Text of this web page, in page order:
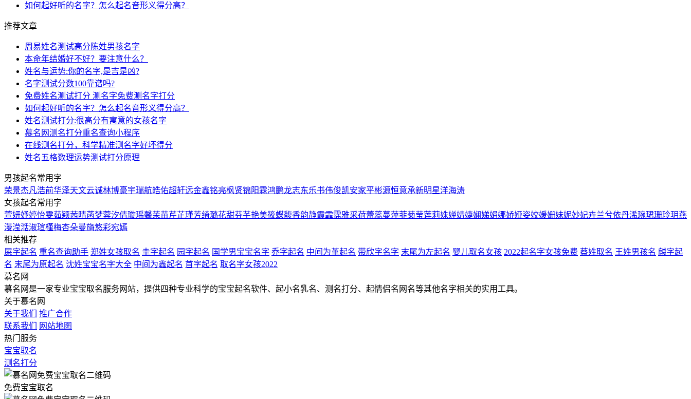
如何起好听的名字？怎么起名音形义得分高？
推荐文章
周易姓名测试高分陈姓男孩名字
本命年结婚好不好？要注意什么？
姓名与运势:你的名字,是吉是凶?
名字测试分数100靠谱吗?
免费姓名测试打分 测名字免费测名字打分
如何起好听的名字？怎么起名音形义得分高？
姓名测试打分:很高分有寓意的女孩名字
慕名网测名打分重名查询小程序
在线测名打分，科学精准测名字好坏得分
姓名五格数理运势测试打分原理
男孩起名常用字
荣景杰凡浩前华泽天文云诚林博豪宇瑞航皓佑超轩远金鑫铭亮枫贤锦 阳霖鸿鹏龙志东乐书伟俊凯安家平彬源恒意承新明星洋海涛
女孩起名常用字
萱妍妤婷怡雯茹颖茜晴菡梦蓉汐倩璇瑶馨茉苗芹芷瑾芳绮璐花甜芬芊艳美筱蝶馥香韵静霞霏霈雅采荷蕾蕊蔓萍菲菊莹莲莉姝婵婧婕娴娣娟娜娇娅姿姣媛姗妹妮妙妃卉兰兮依丹浠琬珺珊玲玥燕
漫滢湉淑瑄槿梅杏朵曼旖悠彩宛嫣
相关推荐
屎字起名 重名查询助手 郑姓女孩取名 圭字起名 园字起名 国学男宝宝名字 乔字起名 中间为堇起名 带欣字名字 末尾为左起名 婴儿取名女孩 2022起名字女孩免费 蔡姓取名 王姓男孩名 麟字起
名 末尾为原起名 沈姓宝宝名字大全 中间为鑫起名 首字起名 取名字女孩2022
慕名网
慕名网是一家专业宝宝取名服务网站，提供四种专业科学的宝宝起名软件、起小名乳名、测名打分、起情侣名网名等其他名字相关的实用工具。
关于慕名网
关于我们
推广合作
联系我们
网站地图
热门服务
宝宝取名
测名打分
免费宝宝取名